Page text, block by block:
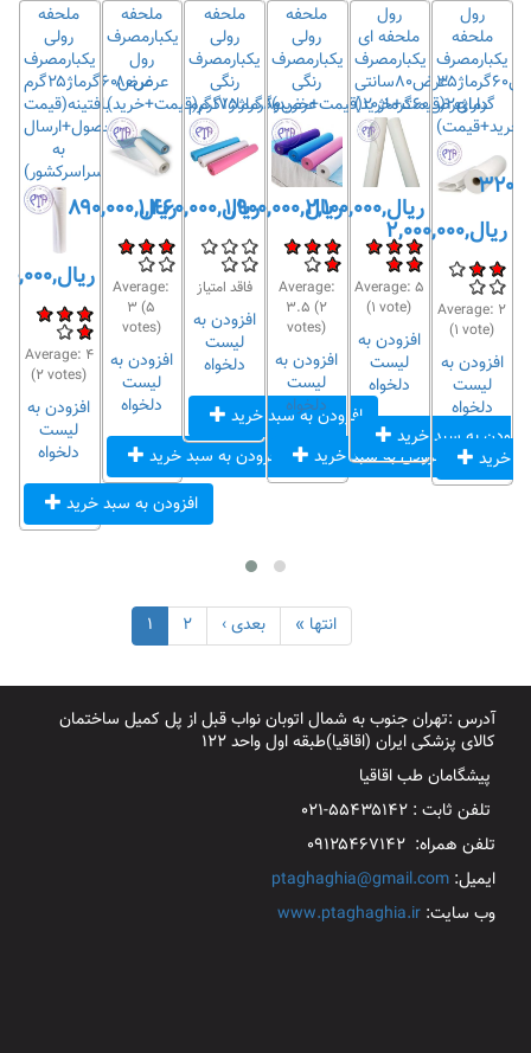
ملحفه
رولی
یکبارمصرف
عرض۶۰گرماژ۲۵گرم
بافتینه(قیمت
محصول+ارسال
به
سراسرکشور)
ریال,۱,۵۸۰,۰۰۰
Average: ۴
(۲votes)
افزودن به
لیست
دلخواه
افزودن به سبد خرید
ملحفه
یکبارمصرف
رول
عرض۸۰
وگرماژ۱۵گرم(قیمت+خرید)
ریال,۸۹۰,۰۰۰
Average:
۳ (۵
votes)
افزودن به
لیست
دلخواه
افزودن به سبد خرید
ملحفه
رولی
یکبارمصرف
رنگی
عرض۸۰گرماژ۱۷گرم
ریال,۱,۴۶۰,۰۰۰
فاقد امتیاز
افزودن به
لیست
دلخواه
افزودن به سبد خرید
ملحفه
رولی
یکبارمصرف
رنگی
عرض۶۰گرماژ۲۰(قیمت+خرید)
ریال,۱,۹۰۰,۰۰۰
Average:
۳.۵ (۲
votes)
افزودن به
لیست
دلخواه
افزودن به سبد خرید
رول
ملحفه ای
یکبارمصرف
عرض۸۰سانتی
گرماژ۲۰(قیمت+خرید)
ریال,۲,۱۰۰,۰۰۰
Average: ۵
(۱ vote)
افزودن به
لیست
دلخواه
افزودن به سبد خرید
رول
ملحفه
یکبارمصرف
عرض۶۰گرماژ۳۵
دارای
ریال,۲,۰۰۰,۰۰۰
Average: ۲
(۱ vote)
افزودن به
لیست
دلخواه
خرید
۱ ۲ بعدی › انتها »
آدرس :تهران جنوب به شمال اتوبان نواب قبل از پل کمیل ساختمان
کالای پزشکی ایران (اقاقیا)طبقه اول واحد ۱۲۲
پیشگامان طب اقاقیا
تلفن ثابت : ۵۵۴۳۵۱۴۲-۰۲۱
تلفن همراه: ۰۹۱۲۵۴۶۷۱۴۲
ایمیل: ptaghaghia@gmail.com
وب سایت: www.ptaghaghia.ir